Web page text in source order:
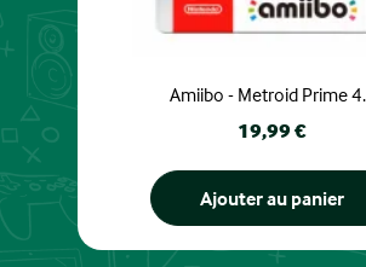
Amiibo - Metroid Prime
Prix
19,99 €
Ajouter au panier